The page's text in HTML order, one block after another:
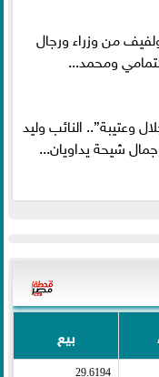
من وزراء ورجال
التمامي ومحمد...
وعتيبة”.. النائب وليد
شيحة يداويان...
بيع
29.6194